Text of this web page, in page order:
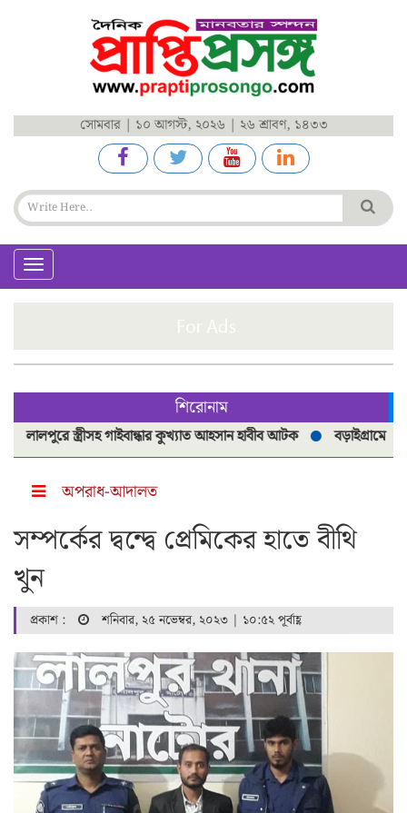
সোমবার | ১০ আগস্ট, ২০২৬ | ২৬ শ্রাবণ, ১৪৩৩
Toggle
navigation
শিরোনাম
স্ত্রীসহ গাইবান্ধার কুখ্যাত আহসান হাবীব আটক বড়াইগ্রামে ২৭২ পিস
অপরাধ-আদালত
সম্পর্কের দ্বন্দ্বে প্রেমিকের হাতে বীথি
খুন
প্রকাশ : শনিবার, ২৫ নভেম্বর, ২০২৩ | ১০:৫২ পূর্বাহ্ণ